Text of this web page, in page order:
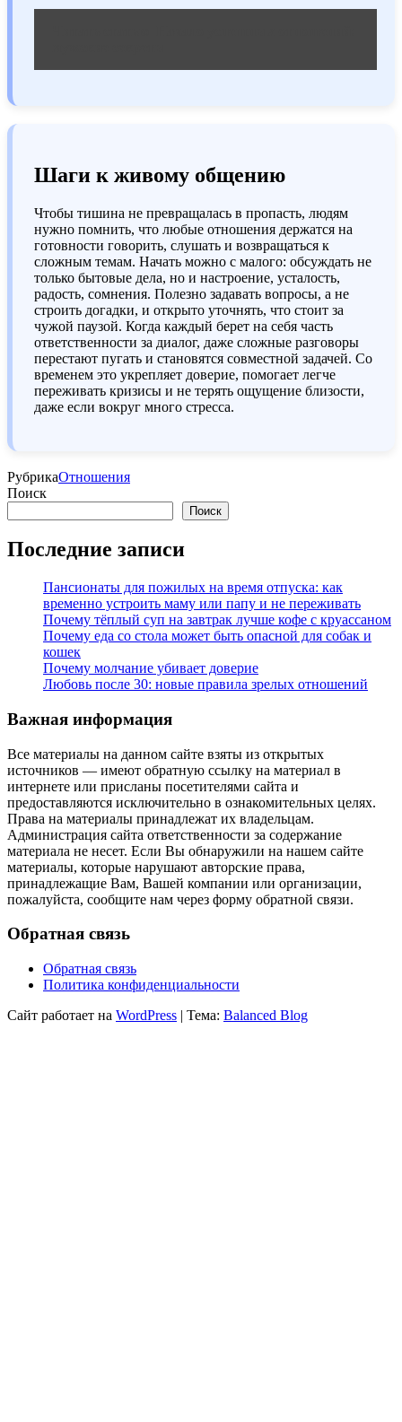
Шаги к живому общению
Чтобы тишина не превращалась в пропасть, людям
нужно помнить, что любые отношения держатся на
готовности говорить, слушать и возвращаться к
сложным темам. Начать можно с малого: обсуждать не
только бытовые дела, но и настроение, усталость,
радость, сомнения. Полезно задавать вопросы, а не
строить догадки, и открыто уточнять, что стоит за
чужой паузой. Когда каждый берет на себя часть
ответственности за диалог, даже сложные разговоры
перестают пугать и становятся совместной задачей. Со
временем это укрепляет доверие, помогает легче
переживать кризисы и не терять ощущение близости,
даже если вокруг много стресса.
РубрикаОтношения
Поиск
Поиск
Последние записи
Пансионаты для пожилых на время отпуска: как
временно устроить маму или папу и не переживать
Почему тёплый суп на завтрак лучше кофе с круассаном
Почему еда со стола может быть опасной для собак и
кошек
Почему молчание убивает доверие
Любовь после 30: новые правила зрелых отношений
Важная информация
Все материалы на данном сайте взяты из открытых
источников — имеют обратную ссылку на материал в
интернете или присланы посетителями сайта и
предоставляются исключительно в ознакомительных целях.
Права на материалы принадлежат их владельцам.
Администрация сайта ответственности за содержание
материала не несет. Если Вы обнаружили на нашем сайте
материалы, которые нарушают авторские права,
принадлежащие Вам, Вашей компании или организации,
пожалуйста, сообщите нам через форму обратной связи.
Обратная связь
Обратная связь
Политика конфиденциальности
Сайт работает на WordPress | Тема: Balanced Blog